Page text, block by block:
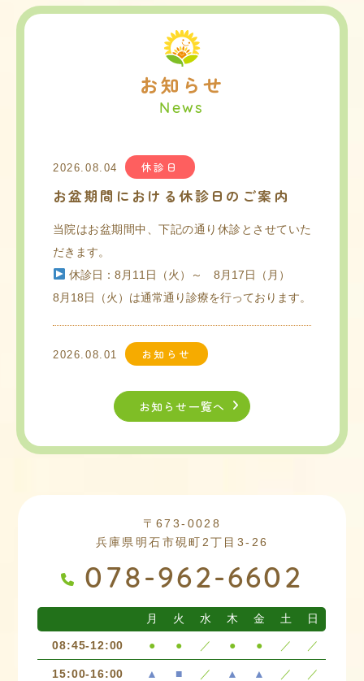
お知らせ
2026.08.04 休診日
お盆期間における休診日のご案内
当院はお盆期間中、下記の通り休診とさせていた
だきます。
休診日：8月11日（火）～ 8月17日（月）
8月18日（火）は通常通り診療を行っております。
2026.08.01 お知らせ
8月10日(月)の午後は15 時から一般診察を
ご理解ご協力のほどよろしくお願いいたします。
2026.07.01 お知らせ
7月から医療費受給者証が変わり
ます！
お知らせ一覧へ
〒673-0028
兵庫県明石市硯町2丁目3-26
078-962-6602
月 火 水 木 金 土 日
08:45-12:00 ● ● ／ ● ● ／ ／
15:00-16:00 ▲ ■ ／ ▲ ▲ ／ ／